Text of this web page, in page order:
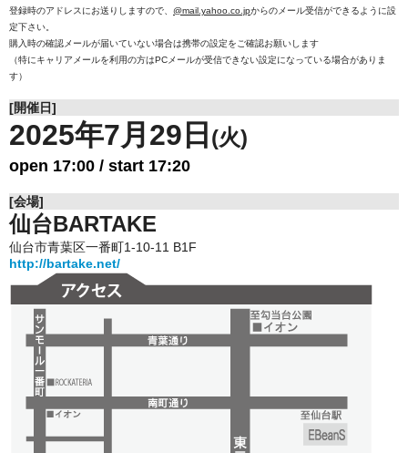
登録時のアドレスにお送りしますので、 @mail.yahoo.co.jpからのメール受信ができるように設
定下さい。
購入時の確認メールが届いていない場合は携帯の設定をご確認お願いします
（特にキャリアメールを利用の方はPCメールが受信できない設定になっている場合がありま
す）
[開催日]
2025年7月29日 (火)
open 17:00 / start 17:20
[会場]
仙台BARTAKE
仙台市青葉区一番町1-10-11 B1F
http://bartake.net/